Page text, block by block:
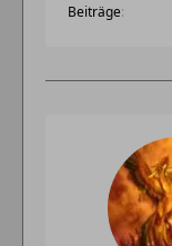
Beiträge